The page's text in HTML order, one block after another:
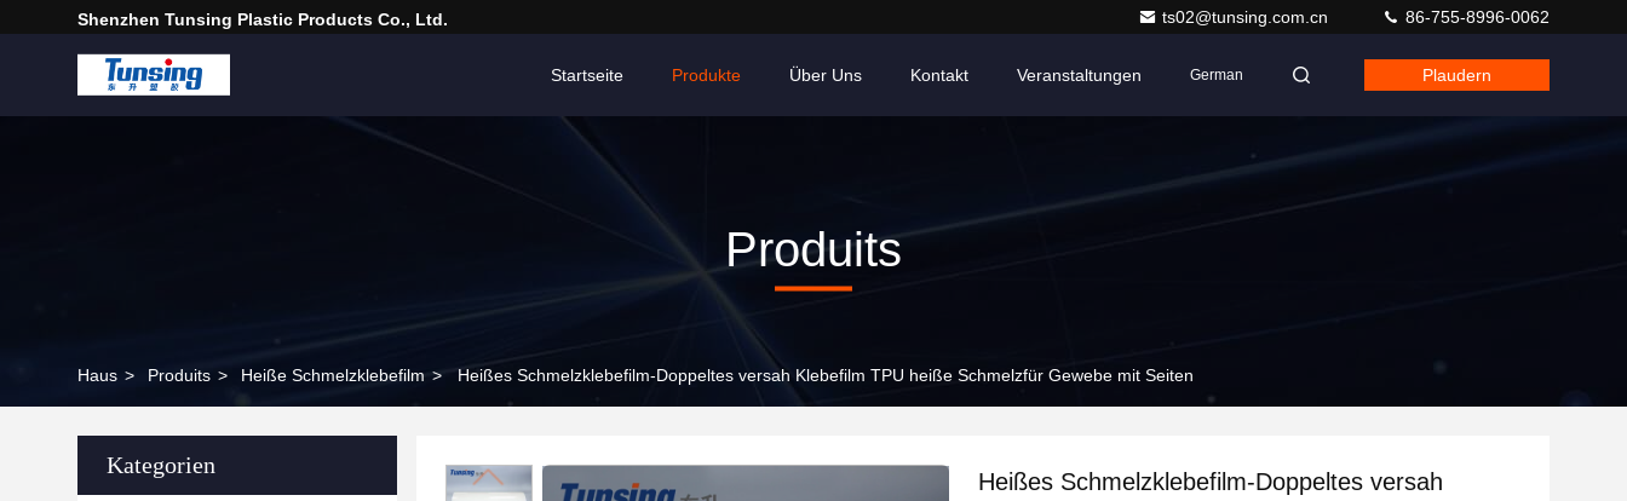
Shenzhen Tunsing Plastic Products Co., Ltd. ts02@tunsing.com.cn 86-755-8996-0062
Startseite Produkte Über Uns Kontakt Veranstaltungen German Plaudern
Produits
Haus > Produits > Heiße Schmelzklebefilm > Heißes Schmelzklebefilm-Doppeltes versah Klebefilm TPU heiße Schmelzfür Gewebe mit Seiten
Kategorien
Heißes Schmelzklebefilm-Doppeltes versah